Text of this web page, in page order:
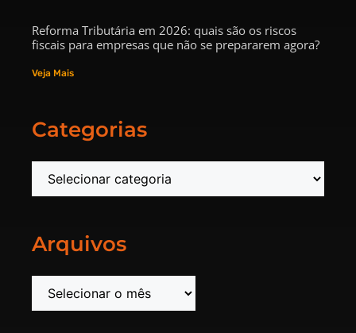
Reforma Tributária em 2026: quais são os riscos
fiscais para empresas que não se prepararem agora?
Veja Mais
Categorias
Arquivos